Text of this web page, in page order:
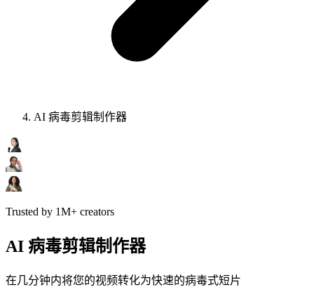
AI 病毒剪辑制作器
Trusted by 1M+ creators
AI 病毒剪辑制作器
在几分钟内将您的视频转化为快速的病毒式短片